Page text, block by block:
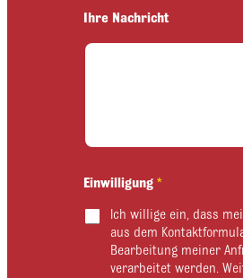
g
-
r
s
Ihre Nachricht
Einwilligung *
Ich willige ein, dass
aus dem
Bearbeitung meiner
verarbeitet werden.